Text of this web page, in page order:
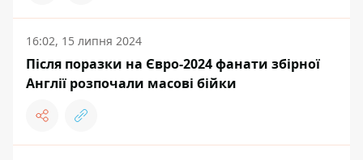
16:02, 15 липня 2024
Після поразки на Євро-2024 фанати збірної
Англії розпочали масові бійки